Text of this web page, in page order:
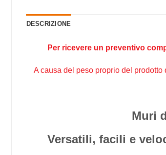
DESCRIZIONE
Per ricevere un preventivo
A causa del peso proprio del
Muri
Versatili, facili e